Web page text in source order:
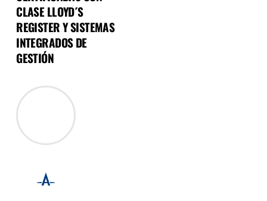
CLASE LLOYD´S
REGISTER Y SISTEMAS
INTEGRADOS DE
GESTIÓN